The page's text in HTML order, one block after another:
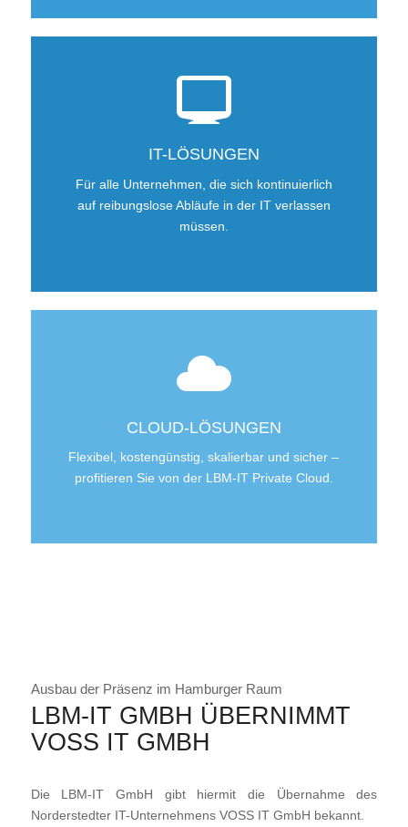
IT-LÖSUNGEN
Für alle Unternehmen, die sich kontinuierlich
auf reibungslose Abläufe in der IT verlassen
müssen.
CLOUD-LÖSUNGEN
Flexibel, kostengünstig, skalierbar und sicher –
profitieren Sie von der LBM-IT Private Cloud.
Ausbau der Präsenz im Hamburger Raum
LBM-IT GMBH ÜBERNIMMT
VOSS IT GMBH
Die LBM-IT GmbH gibt hiermit die Übernahme des
Norderstedter IT-Unternehmens VOSS IT GmbH bekannt.